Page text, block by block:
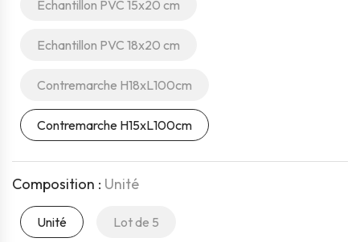
Echantillon PVC 15x20 cm
Echantillon PVC 18x20 cm
Contremarche H18xL100cm
Contremarche H15xL100cm
Composition : Unité
Unité Lot de 5